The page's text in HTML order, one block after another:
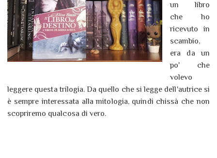
un libro
che ho
ricevuto in
scambio,
era da un
po' che
volevo
leggere questa trilogia. Da quello che si legge dell'autrice si
è sempre interessata alla mitologia, quindi chissà che non
scopriremo qualcosa di vero.